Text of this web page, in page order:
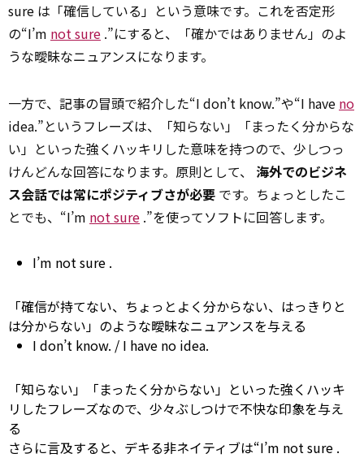
sure は「確信している」という意味です。これを否定形
の“I’m not sure .”にすると、「確かではありません」のよ
うな曖昧なニュアンスになります。
一方で、記事の冒頭で紹介した“I don’t know.”や“I have no
idea.”というフレーズは、「知らない」「まったく分からな
い」といった強くハッキリした意味を持つので、少しつっ
けんどんな回答になります。原則として、 海外でのビジネ
ス会話では常にポジティブさが必要 です。ちょっとしたこ
とでも、“I’m not sure .”を使ってソフトに回答します。
I’m not sure .
「確信が持てない、ちょっとよく分からない、はっきりと
は分からない」のような曖昧なニュアンスを与える
I don’t know. / I have no idea.
「知らない」「まったく分からない」といった強くハッキ
リしたフレーズなので、少々ぶしつけで不快な印象を与え
る
さらに言及すると、デキる非ネイティブは“I’m not sure .